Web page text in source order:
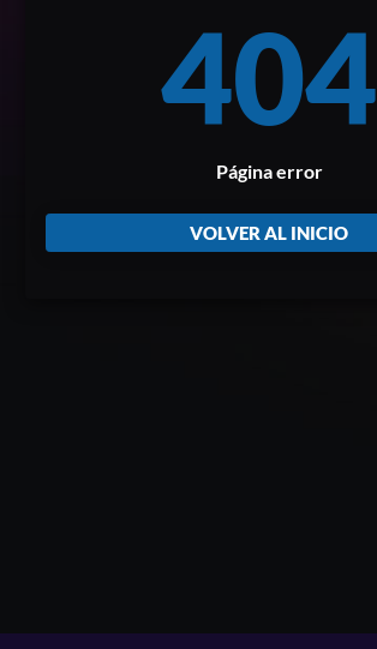
404
Página error
VOLVER AL INICIO